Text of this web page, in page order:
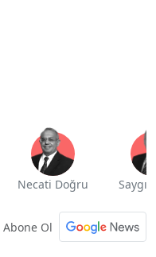
Necati Doğru Saygı
Abone Ol